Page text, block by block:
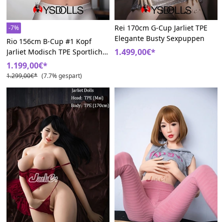
-7%
Rio 156cm B-Cup #1 Kopf
Jarliet Modisch TPE Sportlich
Sex Puppe
1.199,00€*
1.299,00€* (7.7% gespart)
Rei 170cm G-Cup Jarliet TPE
Elegante Busty Sexpuppen
1.499,00€*